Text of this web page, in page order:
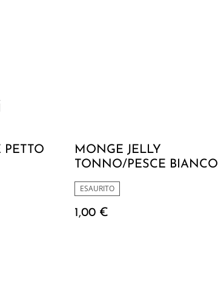
PETTO
MONGE JELLY
TONNO/PESCE BIANCO
ESAURITO
1,00 €